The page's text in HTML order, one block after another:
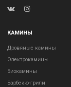
КАМИНЫ
Дровяные камины
Электрокамины
Биокамины
Барбекю-грили